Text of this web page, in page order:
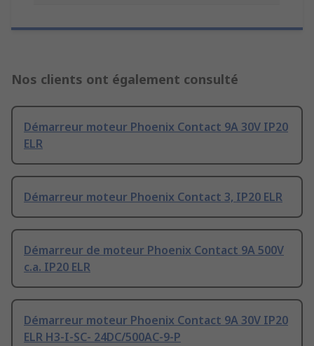
Nos clients ont également consulté
Démarreur moteur Phoenix Contact 9A 30V IP20
ELR
Démarreur moteur Phoenix Contact 3, IP20 ELR
Démarreur de moteur Phoenix Contact 9A 500V
c.a. IP20 ELR
Démarreur moteur Phoenix Contact 9A 30V IP20
ELR H3-I-SC- 24DC/500AC-9-P